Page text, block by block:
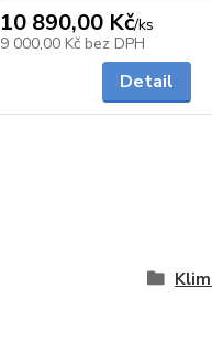
10 890,00 Kč/ks
9 000,00 Kč bez DPH
Detail